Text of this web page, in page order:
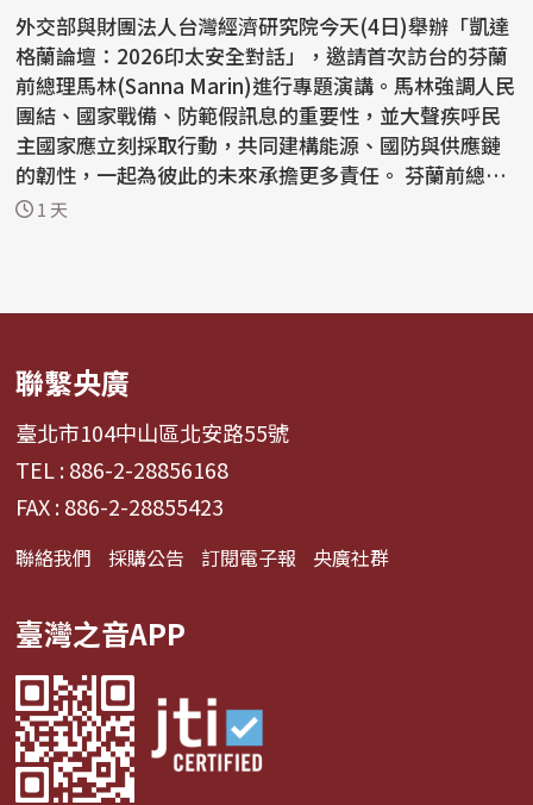
外交部與財團法人台灣經濟研究院今天(4日)舉辦「凱達
格蘭論壇：2026印太安全對話」，邀請首次訪台的芬蘭
前總理馬林(Sanna Marin)進行專題演講。馬林強調人民
團結、國家戰備、防範假訊息的重要性，並大聲疾呼民
主國家應立刻採取行動，共同建構能源、國防與供應鏈
的韌性，一起為彼此的未來承擔更多責任。 芬蘭前總理
馬林...
1 天
聯繫央廣
臺北市104中山區北安路55號
TEL : 886-2-28856168
FAX : 886-2-28855423
聯絡我們 採購公告 訂閱電子報 央廣社群
臺灣之音APP